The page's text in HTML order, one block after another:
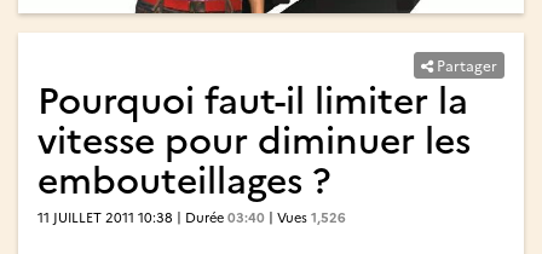
Partager
Pourquoi faut-il limiter la
vitesse pour diminuer les
embouteillages ?
11 JUILLET 2011 10:38 | Durée 03:40 | Vues 1,526